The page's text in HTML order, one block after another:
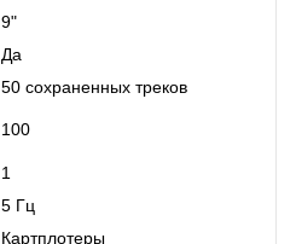
9"
Да
50 сохраненных треков
100
1
5 Гц
Картплотеры